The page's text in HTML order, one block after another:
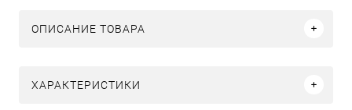
ОПИСАНИЕ ТОВАРА
ХАРАКТЕРИСТИКИ